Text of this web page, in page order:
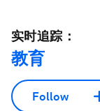
实时追踪：
教育
Follow